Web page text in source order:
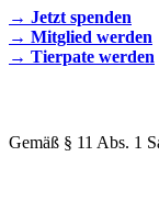
→ Jetzt spenden
→ Mitglied werden
→ Tierpate werden
Gemäß § 11 Abs. 1